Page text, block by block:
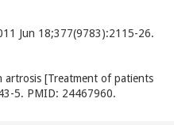
Jun 18;377(9783):2115-26.
artrosis [Treatment of patients
5. PMID: 24467960.